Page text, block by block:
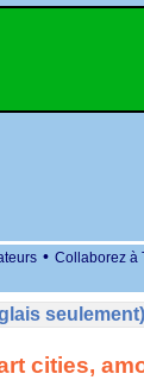
• Collaborez à
seulement)
cities,